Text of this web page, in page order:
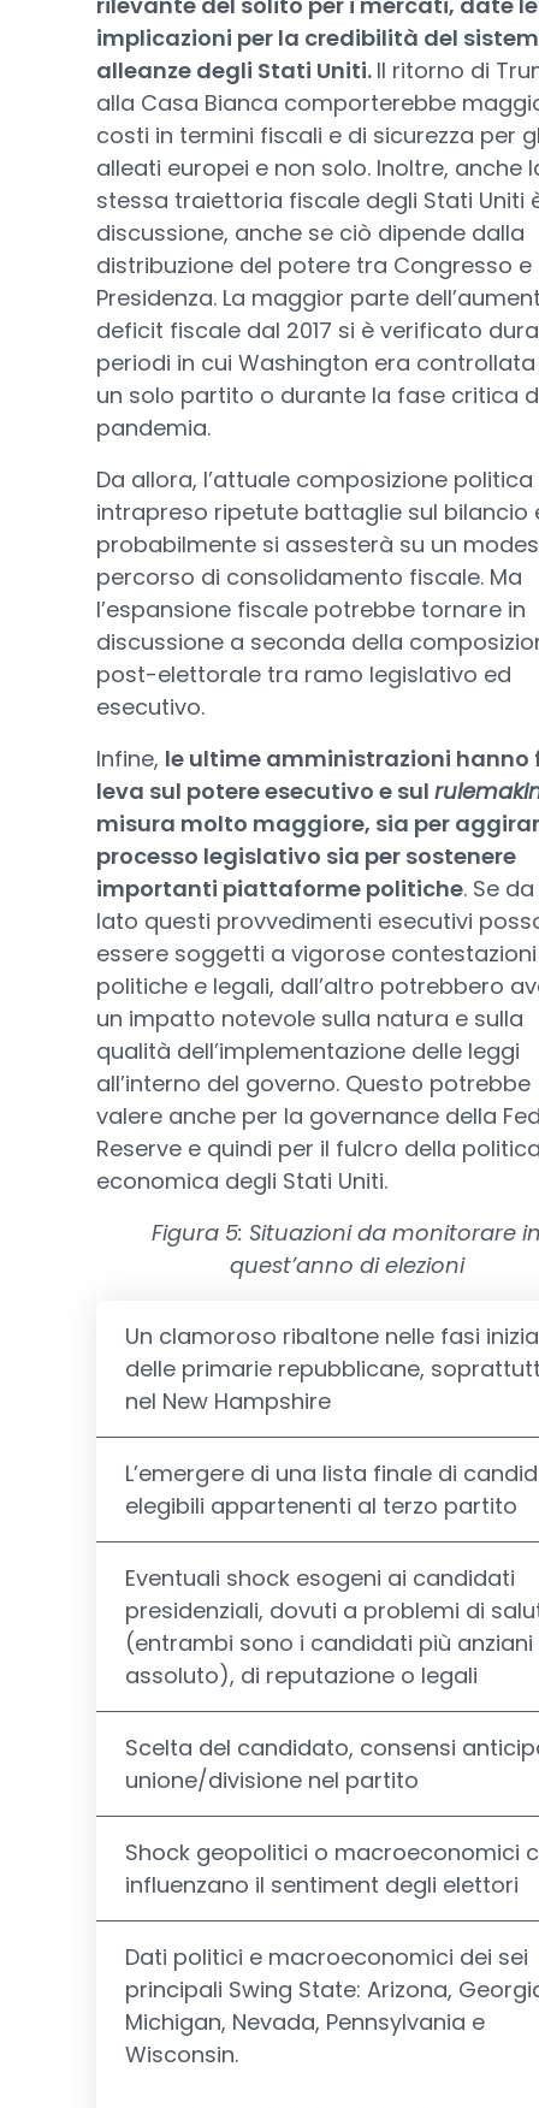
implicazioni per la credibilità del
alleanze degli Stati Uniti. Il ritorno di
alla Casa Bianca comporterebbe
costi in termini fiscali e di sicurezza per
alleati europei e non solo. Inoltre, anche
stessa traiettoria fiscale degli Stati Uniti
discussione, anche se ciò dipende dalla
distribuzione del potere tra Congresso e
Presidenza. La maggior parte
deficit fiscale dal 2017 si è verificato
periodi in cui Washington era
un solo partito o durante la fase critica
pandemia.
Da allora, l’attuale composizione politica
intrapreso ripetute battaglie sul bilancio
probabilmente si assesterà su un
percorso di consolidamento fiscale. Ma
l’espansione fiscale potrebbe tornare in
discussione a seconda della
post-elettorale tra ramo legislativo ed
esecutivo.
Infine, le ultime amministrazioni
leva sul potere esecutivo e sul
misura molto maggiore, sia per
processo legislativo sia per sostenere
importanti piattaforme politiche. Se
lato questi provvedimenti esecutivi
essere soggetti a vigorose contestazioni
politiche e legali, dall’altro potrebbero
un impatto notevole sulla natura e sulla
qualità dell’implementazione delle leggi
all’interno del governo. Questo potrebbe
valere anche per la governance della
Reserve e quindi per il fulcro della
economica degli Stati Uniti.
Figura 5: Situazioni da monitorare
quest’anno di elezioni
Un clamoroso ribaltone nelle fasi
delle primarie repubblicane,
nel New Hampshire
L’emergere di una lista finale di
elegibili appartenenti al terzo partito
Eventuali shock esogeni ai candidati
presidenziali, dovuti a problemi di
(entrambi sono i candidati più anziani
assoluto), di reputazione o legali
Scelta del candidato, consensi
unione/divisione nel partito
Shock geopolitici o macroeconomici
influenzano il sentiment degli elettori
Dati politici e macroeconomici dei sei
principali Swing State: Arizona,
Michigan, Nevada, Pennsylvania e
Wisconsin.